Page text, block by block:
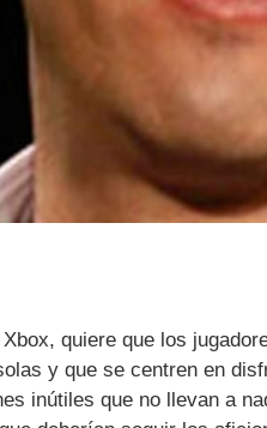
quiere que los
y que se centren en
inútiles que no llevan a